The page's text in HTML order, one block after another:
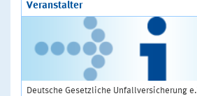
Veranstalter
Deutsche Gesetzliche Unfallversicherung